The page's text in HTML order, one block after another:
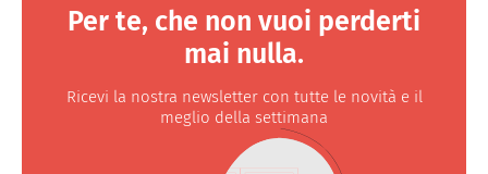
Per te, che non vuoi perderti
mai nulla.
Ricevi la nostra newsletter con tutte le novità e il
meglio della settimana